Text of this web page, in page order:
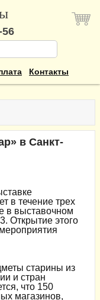
56
Контакты
в Санкт-
в течение трех
в выставочном
Открытие этого
старины из
и стран
что 150
магазинов,